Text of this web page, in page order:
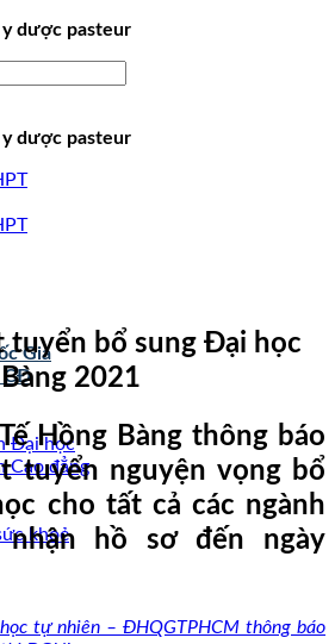
dược pasteur
dược pasteur
Gia
CĐ
Đại học
Cao đẳng
khoẻ
tuyển bổ sung Đại học
2021
Hồng Bàng thông báo
tuyển nguyện vọng bổ
cho tất cả các ngành
hồ sơ đến ngày
tự nhiên – ĐHQGTPHCM thông báo